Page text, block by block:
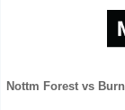
Nottm Forest vs